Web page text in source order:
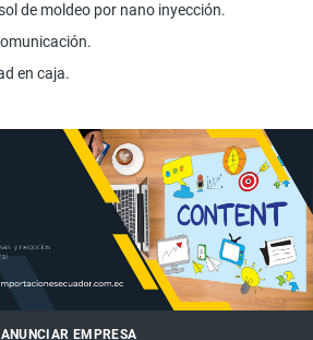
de moldeo por nano inyección.
en caja.
ANUNCIAR EMPRESA